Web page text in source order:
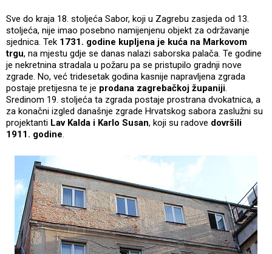
Sve do kraja 18. stoljeća Sabor, koji u Zagrebu zasjeda od 13.
stoljeća, nije imao posebno namijenjenu objekt za održavanje
sjednica. Tek 1731. godine kupljena je kuća na Markovom
trgu, na mjestu gdje se danas nalazi saborska palača. Te godine
je nekretnina stradala u požaru pa se pristupilo gradnji nove
zgrade. No, već tridesetak godina kasnije napravljena zgrada
postaje pretijesna te je prodana zagrebačkoj županiji.
Sredinom 19. stoljeća ta zgrada postaje prostrana dvokatnica, a
za konačni izgled današnje zgrade Hrvatskog sabora zaslužni su
projektanti Lav Kalda i Karlo Susan, koji su radove dovršili
1911. godine.